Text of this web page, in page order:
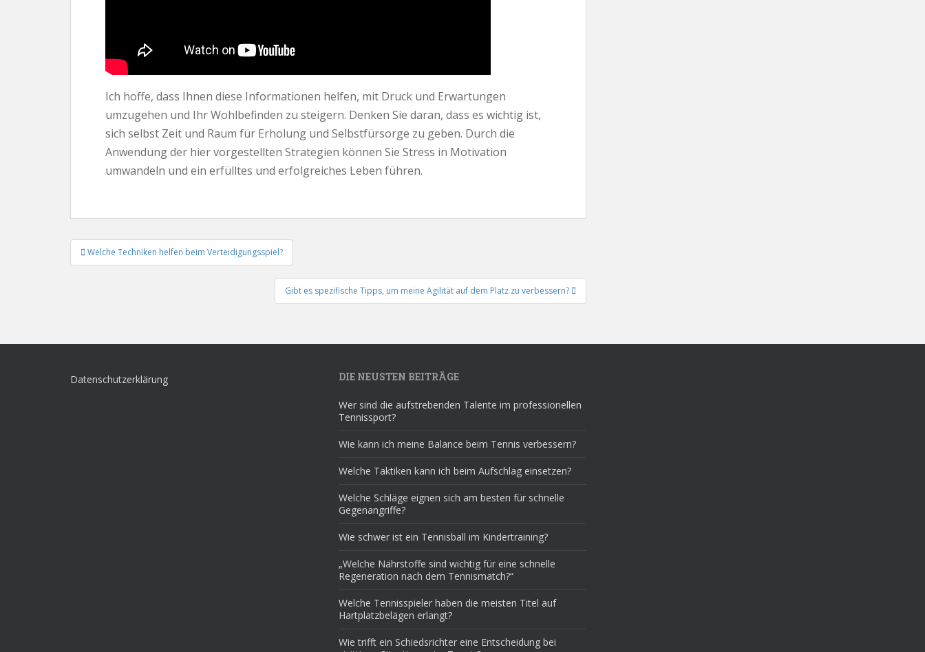
Ich hoffe, dass Ihnen diese Informationen helfen, mit Druck und Erwartungen
umzugehen und Ihr Wohlbefinden zu steigern. Denken Sie daran, dass es wichtig ist,
sich selbst Zeit und Raum für Erholung und Selbstfürsorge zu geben. Durch die
Anwendung der hier vorgestellten Strategien können Sie Stress in Motivation
umwandeln und ein erfülltes und erfolgreiches Leben führen.
Beitrags-
Navigation
Welche Techniken helfen beim Verteidigungsspiel?
Gibt es spezifische Tipps, um meine Agilität auf dem Platz zu verbessern?
Datenschutzerklärung DIE NEUSTEN BEITRÄGE
Wer sind die aufstrebenden Talente im professionellen
Tennissport?
Wie kann ich meine Balance beim Tennis verbessern?
Welche Taktiken kann ich beim Aufschlag einsetzen?
Welche Schläge eignen sich am besten für schnelle
Gegenangriffe?
Wie schwer ist ein Tennisball im Kindertraining?
„Welche Nährstoffe sind wichtig für eine schnelle
Regeneration nach dem Tennismatch?“
Welche Tennisspieler haben die meisten Titel auf
Hartplatzbelägen erlangt?
Wie trifft ein Schiedsrichter eine Entscheidung bei